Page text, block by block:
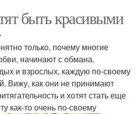
быть красивыми
только, почему многие
начинают с обмана.
и взрослых, каждую по-своему
Вижу, как они не принимают
и хотят стать еще
как-то очень по-своему